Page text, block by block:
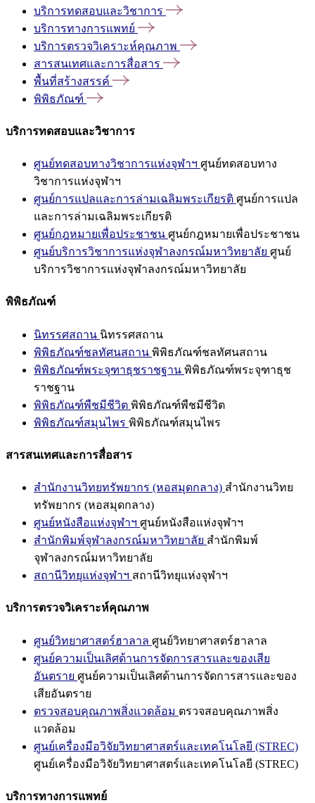
บริการทดสอบและวิชาการ
บริการทางการแพทย์
บริการตรวจวิเคราะห์คุณภาพ
สารสนเทศและการสื่อสาร
พื้นที่สร้างสรรค์
พิพิธภัณฑ์
บริการทดสอบและวิชาการ
ศูนย์ทดสอบทางวิชาการแห่งจุฬาฯ ศูนย์ทดสอบทาง
วิชาการแห่งจุฬาฯ
ศูนย์การแปลและการล่ามเฉลิมพระเกียรติ ศูนย์การแปล
และการล่ามเฉลิมพระเกียรติ
ศูนย์กฎหมายเพื่อประชาชน ศูนย์กฎหมายเพื่อประชาชน
ศูนย์บริการวิชาการแห่งจุฬาลงกรณ์มหาวิทยาลัย ศูนย์
บริการวิชาการแห่งจุฬาลงกรณ์มหาวิทยาลัย
พิพิธภัณฑ์
นิทรรศสถาน นิทรรศสถาน
พิพิธภัณฑ์ชลทัศนสถาน พิพิธภัณฑ์ชลทัศนสถาน
พิพิธภัณฑ์พระจุฑาธุชราชฐาน พิพิธภัณฑ์พระจุฑาธุช
ราชฐาน
พิพิธภัณฑ์พืชมีชีวิต พิพิธภัณฑ์พืชมีชีวิต
พิพิธภัณฑ์สมุนไพร พิพิธภัณฑ์สมุนไพร
สารสนเทศและการสื่อสาร
สำนักงานวิทยทรัพยากร (หอสมุดกลาง) สำนักงานวิทย
ทรัพยากร (หอสมุดกลาง)
ศูนย์หนังสือแห่งจุฬาฯ ศูนย์หนังสือแห่งจุฬาฯ
สำนักพิมพ์จุฬาลงกรณ์มหาวิทยาลัย สำนักพิมพ์
จุฬาลงกรณ์มหาวิทยาลัย
สถานีวิทยุแห่งจุฬาฯ สถานีวิทยุแห่งจุฬาฯ
บริการตรวจวิเคราะห์คุณภาพ
ศูนย์วิทยาศาสตร์ฮาลาล ศูนย์วิทยาศาสตร์ฮาลาล
ศูนย์ความเป็นเลิศด้านการจัดการสารและของเสีย
อันตราย ศูนย์ความเป็นเลิศด้านการจัดการสารและของ
เสียอันตราย
ตรวจสอบคุณภาพสิ่งแวดล้อม ตรวจสอบคุณภาพสิ่ง
แวดล้อม
ศูนย์เครื่องมือวิจัยวิทยาศาสตร์และเทคโนโลยี (STREC)
ศูนย์เครื่องมือวิจัยวิทยาศาสตร์และเทคโนโลยี (STREC)
บริการทางการแพทย์